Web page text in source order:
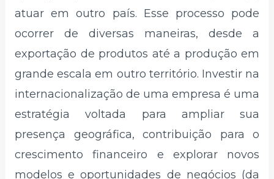
atuar em outro país. Esse processo pode
ocorrer de diversas maneiras, desde a
exportação de produtos até a produção em
grande escala em outro território. Investir na
internacionalização de uma empresa é uma
estratégia voltada para ampliar sua
presença geográfica, contribuição para o
crescimento financeiro e explorar novos
modelos e oportunidades de negócios (da